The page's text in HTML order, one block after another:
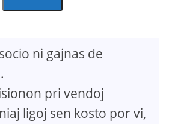
ni gajnas de
pri vendoj
ligoj sen kosto por vi,